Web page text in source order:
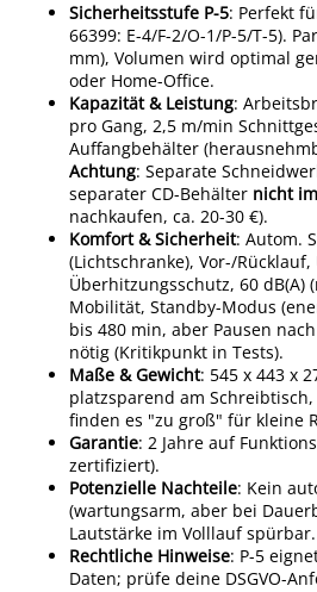
Sicherheitsstufe P-5: Perfekt
66399: E-4/F-2/O-1/P-5/T-5).
mm), Volumen wird optimal
oder Home-Office.
Kapazität & Leistung:
pro Gang, 2,5 m/min
Auffangbehälter
Achtung: Separate
separater CD-Behälter nicht
nachkaufen, ca. 20-30 €).
Komfort & Sicherheit: Autom.
(Lichtschranke), Vor-/
Überhitzungsschutz, 60 dB(A)
Mobilität, Standby-Modus
bis 480 min, aber Pausen
nötig (Kritikpunkt in Tests).
Maße & Gewicht: 545 x 443 x
platzsparend am
finden es "zu groß" für kleine
Garantie: 2 Jahre auf
zertifiziert).
Potenzielle Nachteile: Kein
(wartungsarm, aber bei
Lautstärke im Volllauf spürbar.
Rechtliche Hinweise: P-5
Daten; prüfe deine DSGVO-